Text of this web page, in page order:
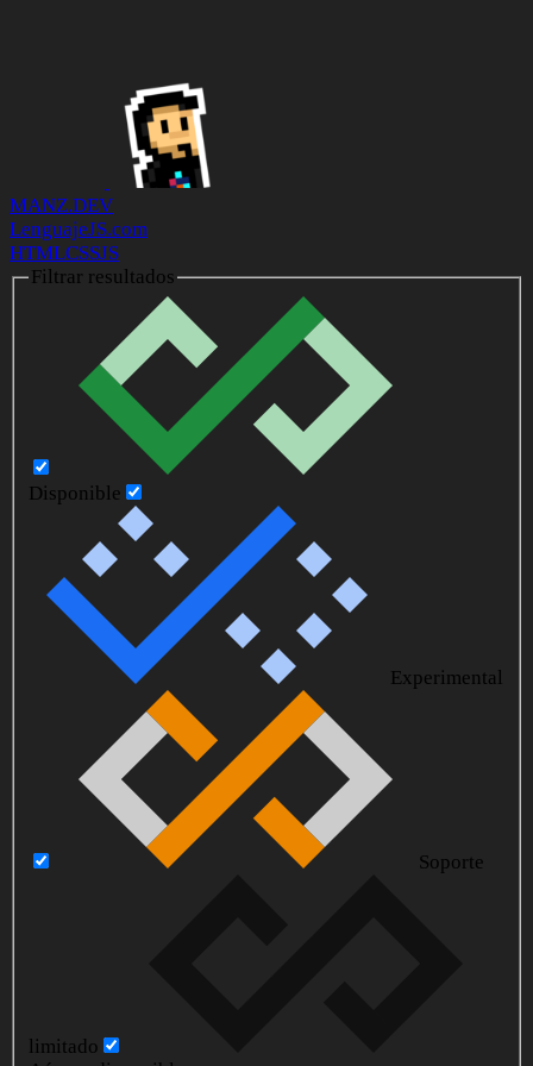
MANZ.DEV
LenguajeJS.com
HTMLCSSJS
Filtrar resultados
Disponible
Experimental
Soporte
limitado